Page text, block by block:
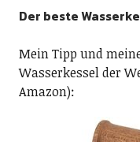
Der beste
Mein Tipp und
Wasserkessel der
Amazon):